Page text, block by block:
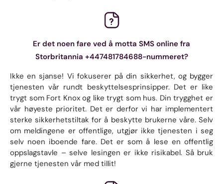
Er det noen fare ved å motta SMS online fra
Storbritannia +447481784688-nummeret?
Ikke en sjanse! Vi fokuserer på din sikkerhet, og bygger
tjenesten vår rundt beskyttelsesprinsipper. Det er like
trygt som Fort Knox og like trygt som hus. Din trygghet er
vår høyeste prioritet. Det er derfor vi har implementert
sterke sikkerhetstiltak for å beskytte brukerne våre. Selv
om meldingene er offentlige, utgjør ikke tjenesten i seg
selv noen iboende fare. Det er som å lese en offentlig
oppslagstavle – selve lesingen er ikke risikabel. Så bruk
gjerne tjenesten vår med tillit!